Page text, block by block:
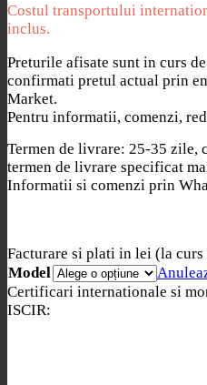
Costul transportului
inclus.
Preturile afisate sunt in curs
confirmati pretul actual prin
Market.
Pentru informatii, comenzi,
Termen de livrare: 25-35 zile,
termen de livrare specificat
Informatii si comenzi prin
Facturare si plati in lei (la curs
Model
Certificari internationale si
ISCIR: